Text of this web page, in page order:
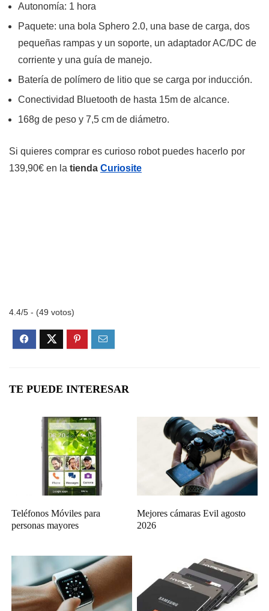
Autonomía: 1 hora
Paquete: una bola Sphero 2.0, una base de carga, dos
pequeñas rampas y un soporte, un adaptador AC/DC de
corriente y una guía de manejo.
Batería de polímero de litio que se carga por inducción.
Conectividad Bluetooth de hasta 15m de alcance.
168g de peso y 7,5 cm de diámetro.
Si quieres comprar es curioso robot puedes hacerlo por
139,90€ en la tienda Curiosite
4.4/5 - (49 votos)
TE PUEDE INTERESAR
Teléfonos Móviles para
personas mayores
Mejores cámaras Evil agosto
2026